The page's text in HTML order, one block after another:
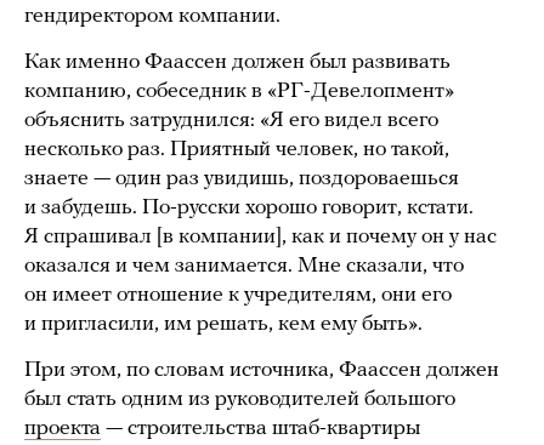
гендиректором компании.
Как именно Фаассен должен был развивать
компанию, собеседник в «РГ-Девелопмент»
объяснить затруднился: «Я его видел всего
несколько раз. Приятный человек, но такой,
знаете — один раз увидишь, поздороваешься
и забудешь. По-русски хорошо говорит, кстати.
Я спрашивал [в компании], как и почему он у нас
оказался и чем занимается. Мне сказали, что
он имеет отношение к учредителям, они его
и пригласили, им решать, кем ему быть».
При этом, по словам источника, Фаассен должен
был стать одним из руководителей большого
проекта — строительства штаб-квартиры